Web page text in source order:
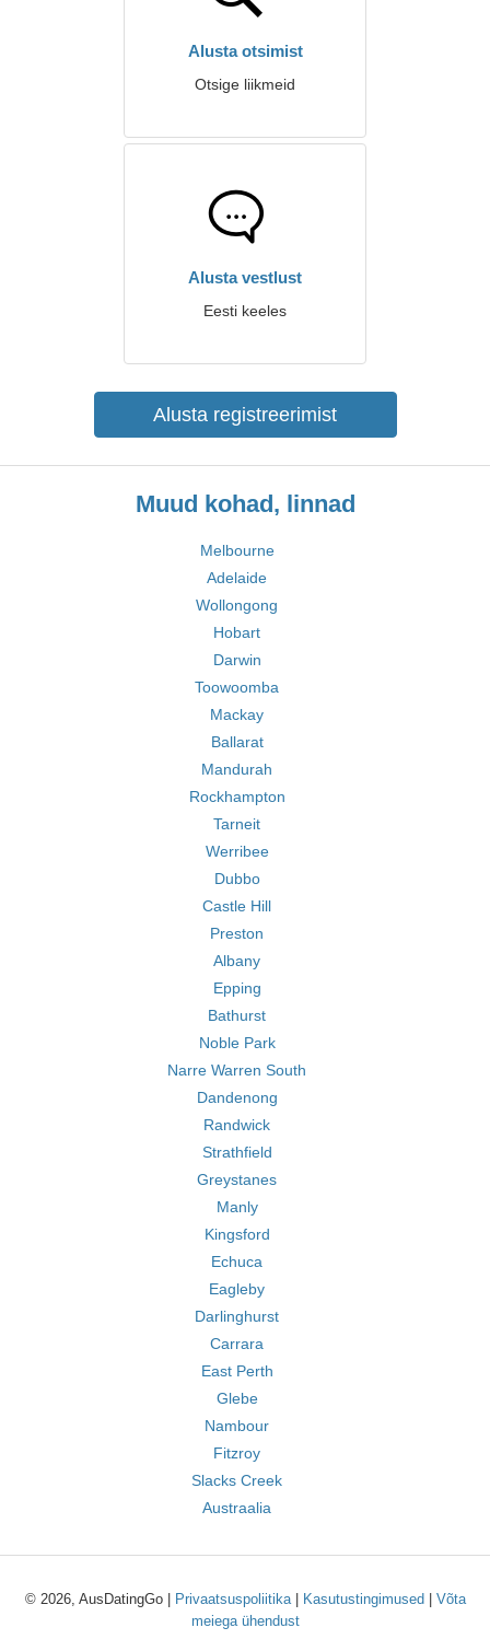
Alusta otsimist
Otsige liikmeid
Alusta vestlust
Eesti keeles
Alusta registreerimist
Muud kohad, linnad
Melbourne
Adelaide
Wollongong
Hobart
Darwin
Toowoomba
Mackay
Ballarat
Mandurah
Rockhampton
Tarneit
Werribee
Dubbo
Castle Hill
Preston
Albany
Epping
Bathurst
Noble Park
Narre Warren South
Dandenong
Randwick
Strathfield
Greystanes
Manly
Kingsford
Echuca
Eagleby
Darlinghurst
Carrara
East Perth
Glebe
Nambour
Fitzroy
Slacks Creek
Austraalia
© 2026, AusDatingGo | Privaatsuspoliitika| Kasutustingimused
Võta
meiega ühendust